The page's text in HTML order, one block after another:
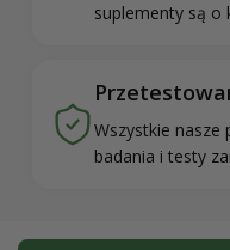
suplementy są o
Wszystkie nasze
badania i testy